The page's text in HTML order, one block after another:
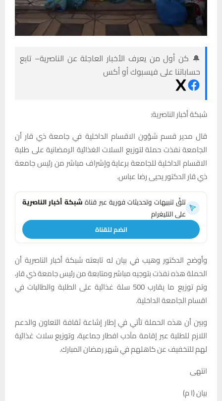
🔔 كن أول من يعرف الأخبار العاجلة عن الناصرية– تابع
حساباتنا على فيسبوك أو أكس
شبكة أخبار الناصرية:
قال مدير قسم شؤون الاقسام الداخلية في جامعة ذي قار أن
الجامعة نفذت حملة لتوزيع السلات الغذائية الرمضانية على طلبة
الاقسام الداخلية للجامعة برعاية وإشراف مباشر من رئيس جامعة
ذي قار الدكتور يحيى رضا عباس.
تلقَّ تنبيهات وتحديثات فورية عبر قناةشبكة أخبار الناصرية
على التليغرام
انضم للقناة
وأوضح الدكتور وهيب في بيان له تابعته شبكة أخبار الناصرية أن
الحملة هذه نفذت بتوجيه مباشر ومتابعة من رئيس جامعة ذي قار،
وتم توزيع ما يقارب 500 سلة غذائية على الطلبة والطالبات في
اقسام الجامعة الداخلية.
وبين أن هذه الحملة تأتي في إطار إشاعة ثقافة التعاون والدعم
اللازم للطلبة عبر إقامة مآدب افطار جماعية، وتوزيع سلات غذائية
لهم للتخفيف عن كاهلهم في شهر رمضان المبارك.
انتهى
بيان (ا م)